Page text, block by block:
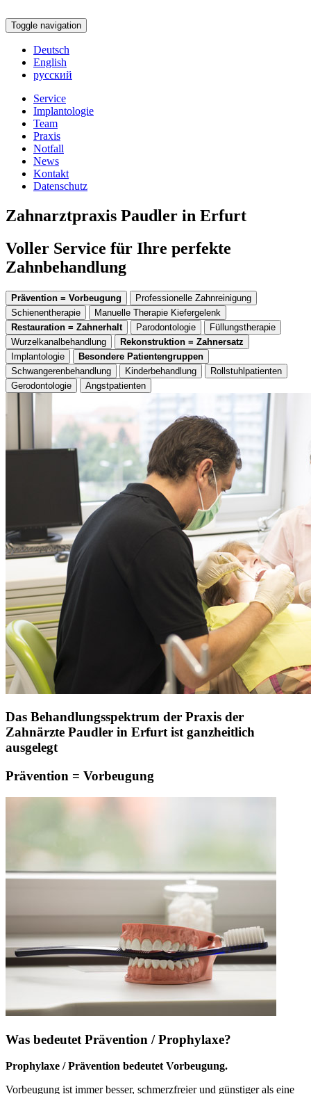
Toggle navigation
Deutsch
English
русский
Service
Implantologie
Team
Praxis
Notfall
News
Kontakt
Datenschutz
Zahnarztpraxis Paudler in Erfurt
Voller Service für Ihre perfekte
Zahnbehandlung
Prävention = Vorbeugung
Professionelle Zahnreinigung
Schienentherapie
Manuelle Therapie Kiefergelenk
Restauration = Zahnerhalt
Parodontologie
Füllungstherapie
Wurzelkanalbehandlung
Rekonstruktion = Zahnersatz
Implantologie
Besondere Patientengruppen
Schwangerenbehandlung
Kinderbehandlung
Rollstuhlpatienten
Gerodontologie
Angstpatienten
Das Behandlungsspektrum der Praxis der
Zahnärzte Paudler in Erfurt ist ganzheitlich
ausgelegt
Prävention = Vorbeugung
Was bedeutet Prävention / Prophylaxe?
Prophylaxe / Prävention bedeutet Vorbeugung.
Vorbeugung ist immer besser, schmerzfreier und günstiger als eine